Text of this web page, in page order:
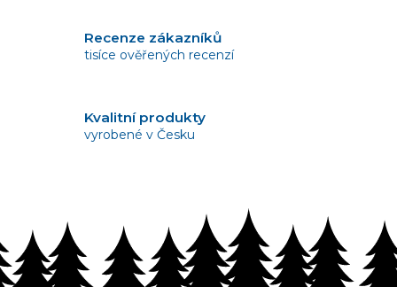
u
Recenze zákazníků
tisíce ověřených recenzí
Kvalitní produkty
vyrobené v Česku
bez problémů do 14 dnů